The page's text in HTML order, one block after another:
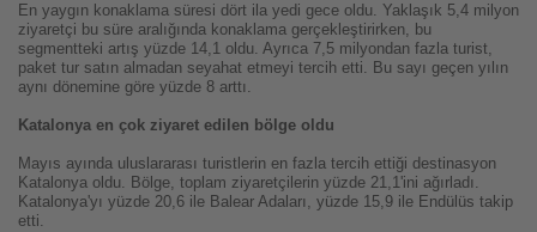
En yaygın konaklama süresi dört ila yedi gece oldu. Yaklaşık 5,4 milyon
ziyaretçi bu süre aralığında konaklama gerçekleştirirken, bu
segmentteki artış yüzde 14,1 oldu. Ayrıca 7,5 milyondan fazla turist,
paket tur satın almadan seyahat etmeyi tercih etti. Bu sayı geçen yılın
aynı dönemine göre yüzde 8 arttı.
Katalonya en çok ziyaret edilen bölge oldu
Mayıs ayında uluslararası turistlerin en fazla tercih ettiği destinasyon
Katalonya oldu. Bölge, toplam ziyaretçilerin yüzde 21,1'ini ağırladı.
Katalonya'yı yüzde 20,6 ile Balear Adaları, yüzde 15,9 ile Endülüs takip
etti.